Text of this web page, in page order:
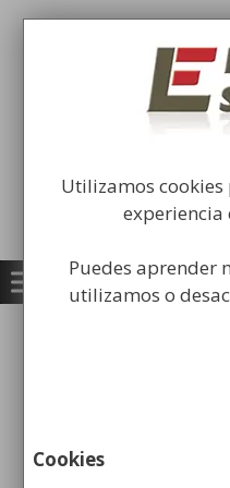
Saltar
de
Utilizamos
experiencia
Puedes aprender
utilizamos o
Cookies